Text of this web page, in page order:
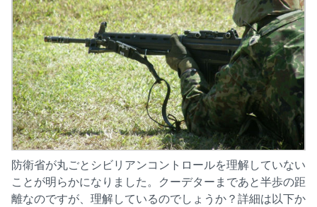
防衛省が丸ごとシビリアンコントロールを理解していない
ことが明らかになりました。クーデターまであと半歩の距
離なのですが、理解しているのでしょうか？詳細は以下か